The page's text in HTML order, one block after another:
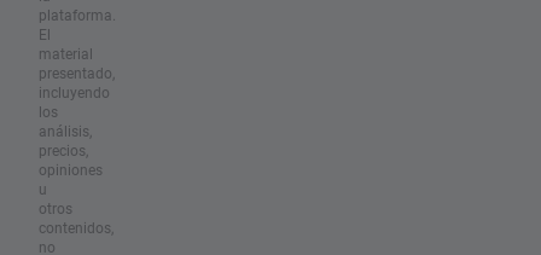
plataforma.
El
material
presentado,
incluyendo
los
análisis,
precios,
opiniones
u
otros
contenidos,
no